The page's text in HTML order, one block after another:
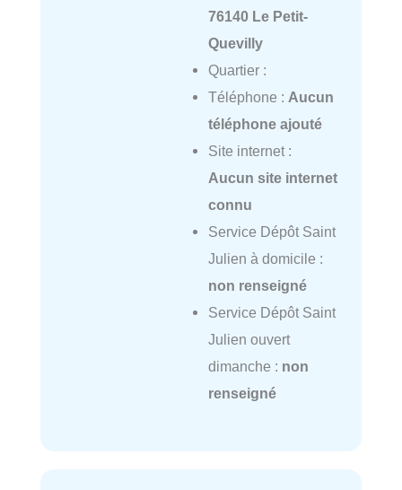
76140 Le Petit-
Quevilly
Quartier :
Téléphone : Aucun
téléphone ajouté
Site internet :
Aucun site internet
connu
Service Dépôt Saint
Julien à domicile :
non renseigné
Service Dépôt Saint
Julien ouvert
dimanche : non
renseigné